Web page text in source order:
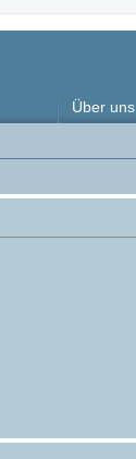
Über uns